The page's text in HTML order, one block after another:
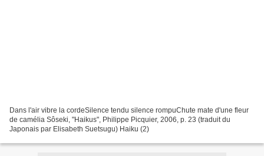
Dans l'air vibre la cordeSilence tendu silence rompuChute mate d'une fleur
de camélia Sôseki, "Haikus", Philippe Picquier, 2006, p. 23 (traduit du
Japonais par Elisabeth Suetsugu) Haiku (2)